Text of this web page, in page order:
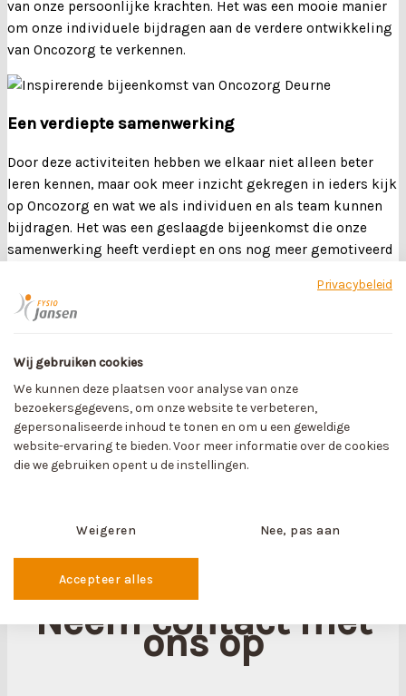
van onze persoonlijke krachten. Het was een mooie manier
om onze individuele bijdragen aan de verdere ontwikkeling
van Oncozorg te verkennen.
Een verdiepte samenwerking
Door deze activiteiten hebben we elkaar niet alleen beter
leren kennen, maar ook meer inzicht gekregen in ieders kijk
op Oncozorg en wat we als individuen en als team kunnen
bijdragen. Het was een geslaagde bijeenkomst die onze
samenwerking heeft verdiept en ons nog meer gemotiveerd
Wij kijken terug op een inspirerende en verbindende
we het verschil!
Vorige Vorige postOncozorg Deurne op het Kei Gezond
Festival
Volgende post Stichting Kankerpraat
Neem contact met
ons op
Privacybeleid
Wij gebruiken cookies
We kunnen deze plaatsen voor analyse van onze
bezoekersgegevens, om onze website te verbeteren,
gepersonaliseerde inhoud te tonen en om u een geweldige
website-ervaring te bieden. Voor meer informatie over de cookies
die we gebruiken opent u de instellingen.
Weigeren Nee, pas aan
Accepteer alles